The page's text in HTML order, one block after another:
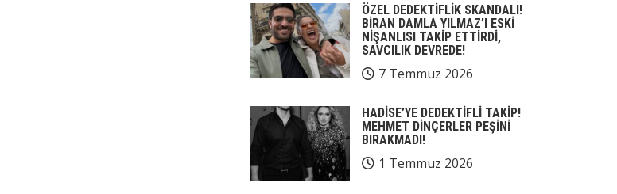
ÖZEL DEDEKTİFLİK SKANDALI!
BİRAN DAMLA YILMAZ’I ESKİ
NİŞANLISI TAKİP ETTİRDİ,
SAVCILIK DEVREDE!
7 Temmuz 2026
HADİSE’YE DEDEKTİFLİ TAKİP!
MEHMET DİNÇERLER PEŞİNİ
BIRAKMADI!
1 Temmuz 2026